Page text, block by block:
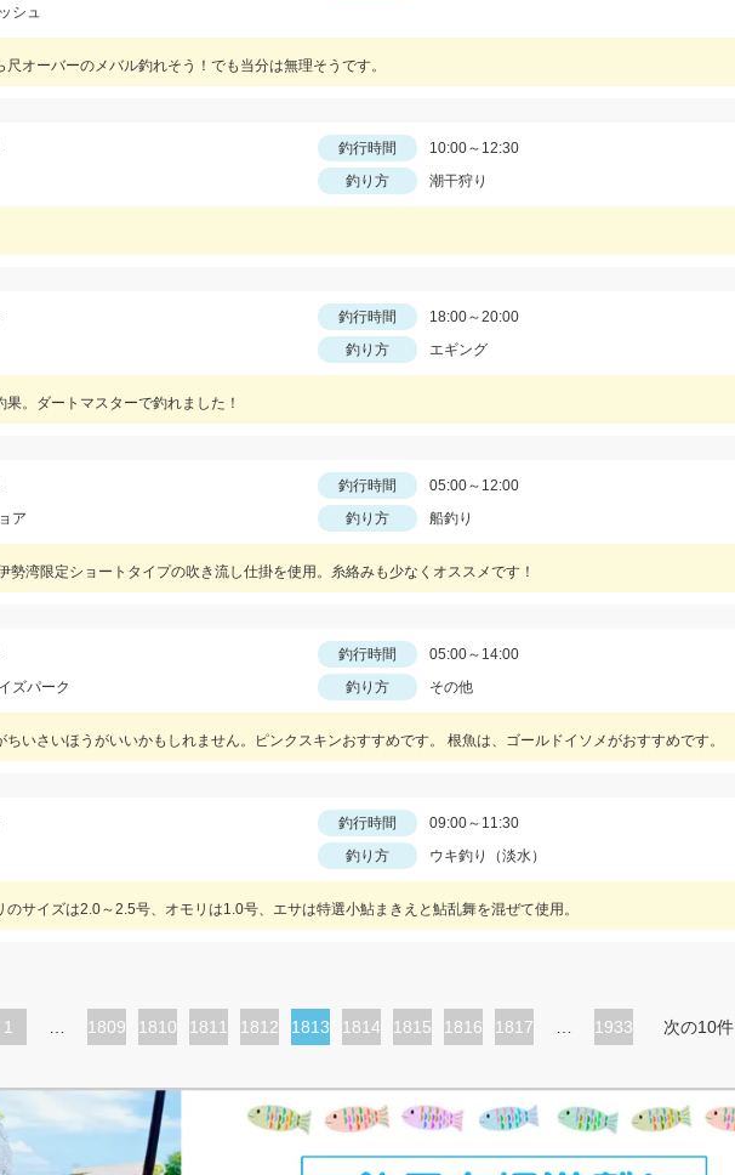
シュ
オーバーのメバル釣れそう！でも当分は無理そうです。
釣行時間
10:00～12:30
釣り方 潮干狩り
釣行時間
18:00～20:00
釣り方 エギング
。ダートマスターで釣れました！
釣行時間
05:00～12:00
ア 釣り方 船釣り
湾限定ショートタイプの吹き流し仕掛を使用。糸絡みも少なくオススメです！
釣行時間
05:00～14:00
ズパーク 釣り方 その他
ちいさいほうがいいかもしれません。ピンクスキンおすすめです。 根魚は、ゴールドイソメがおすすめです。
釣行時間
09:00～11:30
釣り方 ウキ釣り（淡水）
のサイズは2.0～2.5号、オモリは1.0号、エサは特選小鮎まきえと鮎乱舞を混ぜて使用。
1
ペ
1809
ペ
ジ
1810
ペ
1811
ペ
1812
カ
ト
1813
ペ
1814
ペ
1815
ペ
1816
ペ
1817 1933 次の10件